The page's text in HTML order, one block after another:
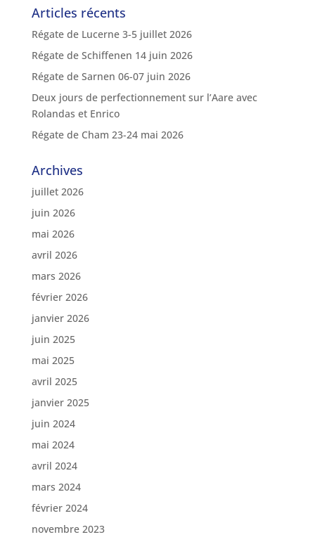
Articles récents
Régate de Lucerne 3-5 juillet 2026
Régate de Schiffenen 14 juin 2026
Régate de Sarnen 06-07 juin 2026
Deux jours de perfectionnement sur l’Aare avec
Rolandas et Enrico
Régate de Cham 23-24 mai 2026
Archives
juillet 2026
juin 2026
mai 2026
avril 2026
mars 2026
février 2026
janvier 2026
juin 2025
mai 2025
avril 2025
janvier 2025
juin 2024
mai 2024
avril 2024
mars 2024
février 2024
novembre 2023